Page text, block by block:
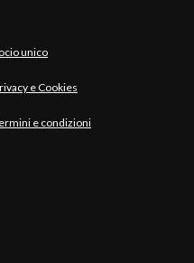
unico
e Cookies
e condizioni